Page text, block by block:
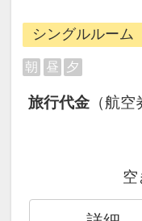
往復の航
たスタン
フライト
できる
ら、一
にも最適
旅行期間
泊・飛び
シングルルーム
朝 昼 夕
旅行代金 （航
空